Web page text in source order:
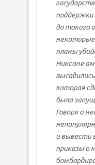
поддержки
до такого
планы
Никсоне
которая
была
Говоря о
и вывести
приказы о